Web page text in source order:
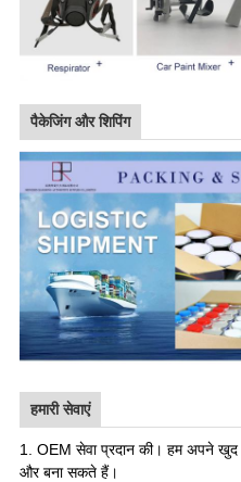
पैकेजिंग और शिपिंग
हमारी सेवाएं
1. OEM सेवा प्रदान की। हम अपने खुद
और बना सकते हैं।